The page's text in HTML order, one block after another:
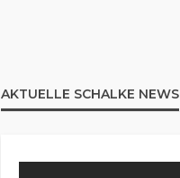
AKTUELLE SCHALKE NEWS